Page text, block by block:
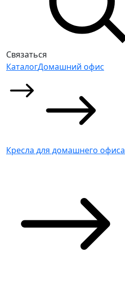
Связаться
КаталогДомашний офис
Кресла для домашнего офиса